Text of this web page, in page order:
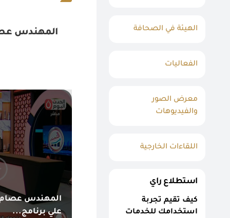
الهيئة في الصحافة
الفعاليات
معرض الصور
والفيديوهات
اللقاءات الخارجية
استطلاع راي
كيف تقيم تجربة
استخدامك للخدمات
المهندس
المهندس عصام
علي برنامج...